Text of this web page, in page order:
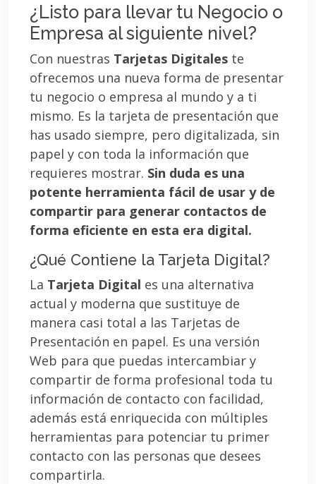
¿Listo para llevar tu Negocio o
Empresa al siguiente nivel?
Con nuestras Tarjetas Digitales te
ofrecemos una nueva forma de presentar
tu negocio o empresa al mundo y a ti
mismo. Es la tarjeta de presentación que
has usado siempre, pero digitalizada, sin
papel y con toda la información que
requieres mostrar. Sin duda es una
potente herramienta fácil de usar y de
compartir para generar contactos de
forma eficiente en esta era digital.
¿Qué Contiene la Tarjeta Digital?
La Tarjeta Digital es una alternativa
actual y moderna que sustituye de
manera casi total a las Tarjetas de
Presentación en papel. Es una versión
Web para que puedas intercambiar y
compartir de forma profesional toda tu
información de contacto con facilidad,
además está enriquecida con múltiples
herramientas para potenciar tu primer
contacto con las personas que desees
compartirla.